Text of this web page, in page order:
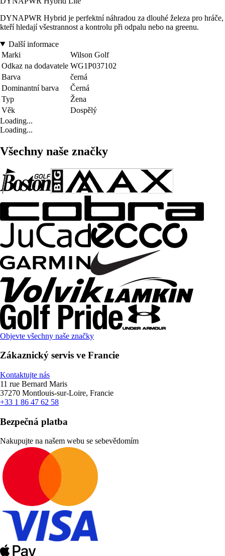
DYNAPWR Hybrid je perfektní náhradou za dlouhé železa pro hráče,
kteří hledají všestrannost a kontrolu při odpalu nebo na greenu.
Další informace
Marki
Wilson Golf
Odkaz na dodavatele WG1P037102
Barva
černá
Dominantní barva
Černá
Typ
Žena
Věk
Dospělý
Loading...
Loading...
Všechny naše značky
Objevte všechny naše značky
Zákaznický servis ve Francie
Kontaktujte nás
11 rue Bernard Maris
37270 Montlouis-sur-Loire, Francie
+33 1 86 47 62 58
Bezpečná platba
Nakupujte na našem webu se sebevědomím